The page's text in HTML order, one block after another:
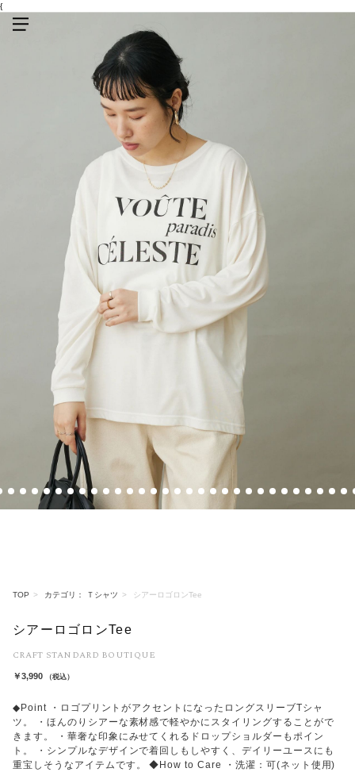
{
TOP カテゴリ： Ｔシャツ シアーロゴロンTee
シアーロゴロンTee
CRAFT STANDARD BOUTIQUE
￥3,990 （税込）
◆Point ・ロゴプリントがアクセントになったロングスリーブTシャ
ツ。 ・ほんのりシアーな素材感で軽やかにスタイリングすることがで
きます。 ・華奢な印象にみせてくれるドロップショルダーもポイン
ト。 ・シンプルなデザインで着回しもしやすく、デイリーユースにも
重宝しそうなアイテムです。 ◆How to Care ・洗濯：可(ネット使用)
12 13 14 15 16 17 18 19 20 21 22 23 24 25 26 27 28 29 30 31 32 33 34 35 36 37 38 39 40